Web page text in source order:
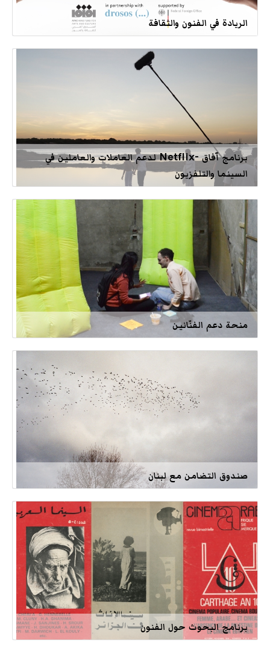
الريادة في الفنون والثقافة
برنامج آفاق -Netflix لدعم العاملات والعاملين في
السينما والتلفزيون
منحة دعم الفنّانين
صندوق التضامن مع لبنان
برنامج البحوث حول الفنون